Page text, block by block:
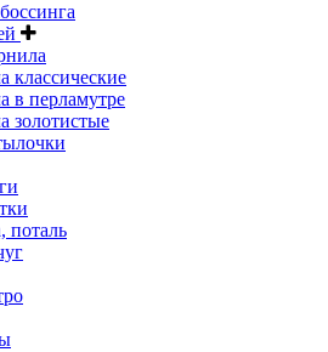
классические
в перламутре
золотистые
поталь